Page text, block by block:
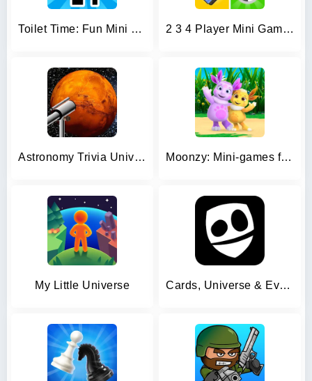
Toilet Time: Fun Mini Games 2 3 4 Player Mini Games
Astronomy Trivia Universe Quiz Moonzy: Mini-games for Kids
My Little Universe Cards, Universe & Everything